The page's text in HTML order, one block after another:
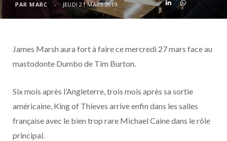
o t
r
r
m
e d l
u
PAR MARC JEUDI 21 MARS 2019
James Marsh aura fort à faire ce mercredi 27 mars face au
mastodonte Dumbo de Tim Burton.
Six mois après l’Angleterre, trois mois après sa sortie
américaine, King of Thieves arrive enfin dans les salles
française avec le bien trop rare Michael Caine dans le rôle
principal.